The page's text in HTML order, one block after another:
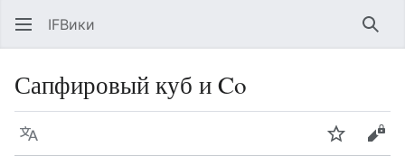
IFВики
Сапфировый куб и Co
Язык Следить